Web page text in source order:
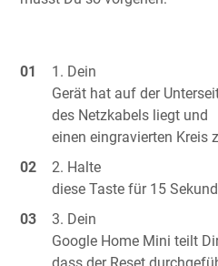
Dein
Gerät hat auf der
des Netzkabels liegt und
einen eingravierten Kreis
Halte
diese Taste für 15
Dein
Google Home Mini teilt